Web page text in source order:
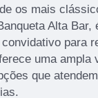
os mais
Alta
para
uma ampla
que